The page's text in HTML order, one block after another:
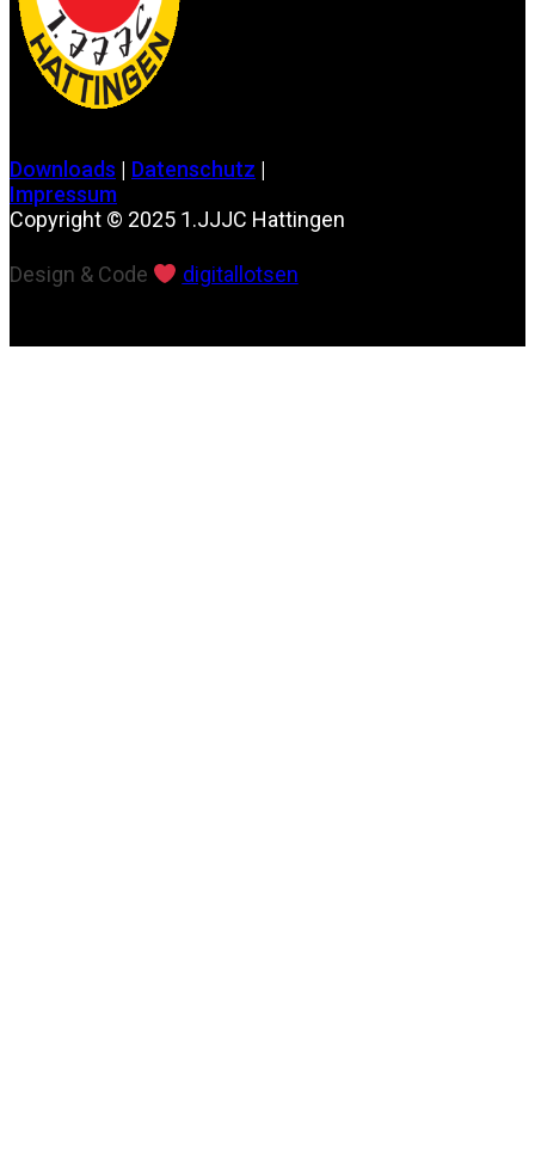
Downloads | Datenschutz |
Impressum
Copyright © 2025 1.JJJC Hattingen
Design & Code digitallotsen